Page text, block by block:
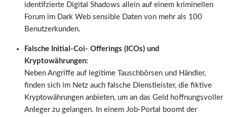
identifzierte Digital Shadows allein auf einem kriminellen
Forum im Dark Web sensible Daten von mehr als 100
Benutzerkunden.
Falsche Initial-Coi- Offerings (ICOs) und
Kryptowährungen:
Neben Angriffe auf legitime Tauschbörsen und Händler,
finden sich im Netz auch falsche Dienstleister, die fiktive
Kryptowährungen anbieten, um an das Geld hoffnungsvoller
Anleger zu gelangen. In einem Job-Portal boomt der